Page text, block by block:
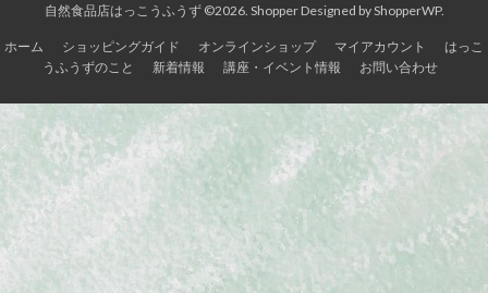
自然食品店はっこうふうず ©2026. ShopperDesigned byShopperWP.
ホーム ショッピングガイド オンラインショップ マイアカウント
はっこ
うふうずのこと
新着情報 講座・イベント情報 お問い合わせ